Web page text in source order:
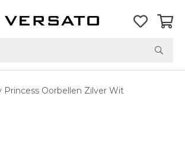
Princess Oorbellen Zilver Wit